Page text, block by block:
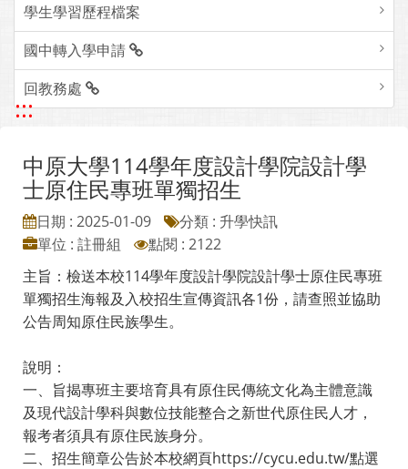
學生學習歷程檔案
國中轉入學申請
回教務處
:::
中原大學114學年度設計學院設計學
士原住民專班單獨招生
日期 : 2025-01-09
分類 : 升學快訊
單位 : 註冊組
點閱 : 2122
主旨：檢送本校114學年度設計學院設計學士原住民專班
單獨招生海報及入校招生宣傳資訊各1份，請查照並協助
公告周知原住民族學生。
說明：
一、旨揭專班主要培育具有原住民傳統文化為主體意識
及現代設計學科與數位技能整合之新世代原住民人才，
報考者須具有原住民族身分。
二、招生簡章公告於本校網頁https://cycu.edu.tw/點選